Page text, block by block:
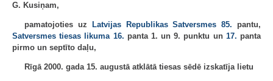
G. Kusiņam,
pamatojoties uz Latvijas Republikas Satversmes 85. pantu,
Satversmes tiesas likuma 16. panta 1. un 9. punktu un 17. panta
pirmo un septīto daļu,
Rīgā 2000. gada 15. augustā atklātā tiesas sēdē izskatīja lietu